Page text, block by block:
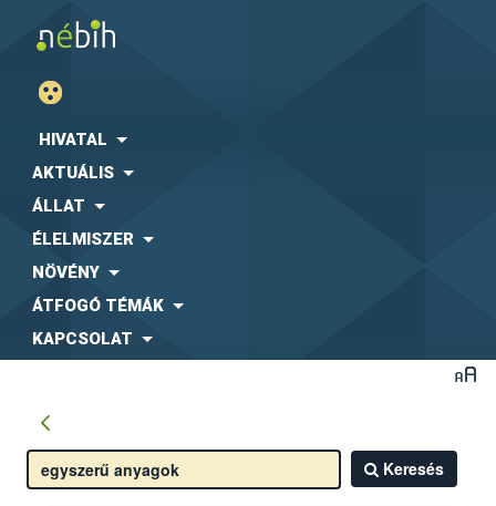
HIVATAL
AKTUÁLIS
ÁLLAT
ÉLELMISZER
NÖVÉNY
ÁTFOGÓ TÉMÁK
KAPCSOLAT
Keresés